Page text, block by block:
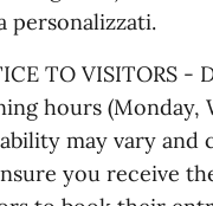
personalizzati.
TO VISITORS
hours (Monday,
may vary and
you receive